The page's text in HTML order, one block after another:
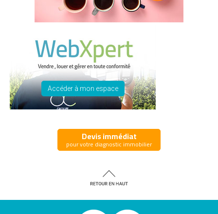
Accéder à mon espace
Devis immédiat
pour votre diagnostic immobilier